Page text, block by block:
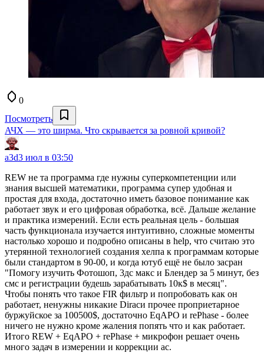
0
Посмотреть
АЧХ — это ширма. Что скрывается за ровной кривой?
a3d3 июл в 03:50
REW не та программа где нужны суперкомпетенции или
знания высшей математики, программа супер удобная и
простая для входа, достаточно иметь базовое понимание как
работает звук и его цифровая обработка, всё. Дальше желание
и практика измерений. Если есть реальная цель - большая
часть функционала изучается интуитивно, сложные моменты
настолько хорошо и подробно описаны в help, что считаю это
утерянной технологией создания хелпа к программам которые
были стандартом в 90-00, и когда ютуб ещё не было засран
"Помогу изучить Фотошоп, 3дс макс и Блендер за 5 минут, без
смс и регистрации будешь зарабатывать 10к$ в месяц".
Чтобы понять что такое FIR фильтр и попробовать как он
работает, ненужны никакие Diracи прочее проприетарное
буржуйское за 100500$, достаточно EqAPO и rePhase - более
ничего не нужно кроме жаления попять что и как работает.
Итого REW + EqAPO + rePhase + микрофон решает очень
много задач в измерении и коррекции ас.